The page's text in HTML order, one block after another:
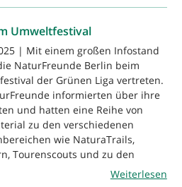
Umweltfestival
| Mit einem großen Infostand
NaturFreunde Berlin beim
der Grünen Liga vertreten.
informierten über ihre
und hatten eine Reihe von
zu den verschiedenen
wie NaturaTrails,
Tourenscouts und zu den
Weiterlesen